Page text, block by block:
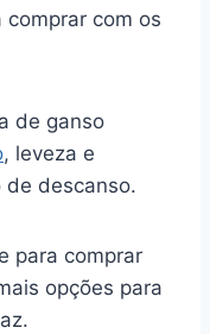
com os
de ganso
, leveza e
de descanso.
para comprar
opções para